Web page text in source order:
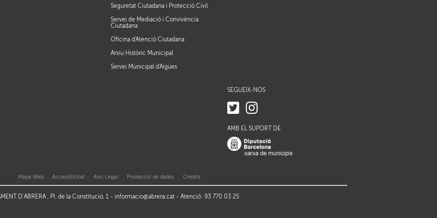
Seguretat Ciutadana i Protecció Civil
Servei de Mediació i Convivència
Ciutadana
Oficina d'Atenció Ciutadana
Arxiu Històric Municipal
Servei Municipal d'Aigües
SEGUEIX-NOS
AMB EL SUPORT DE
Mapa Web Accessibilitat Avis Legal Protecció de dades Crèdits
D’ABRERA , Pl. de la Constitució, 1 - informacio@abrera.cat - Atenció: 93 770 03 25